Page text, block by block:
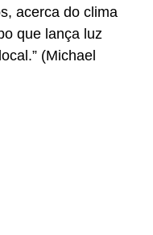
acerca do clima
que lança luz
(Michael